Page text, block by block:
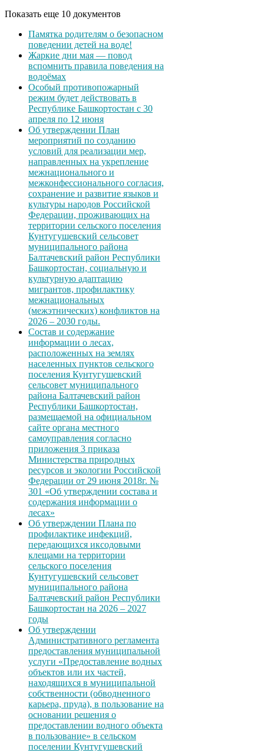
Показать еще 10 документов
Памятка родителям о безопасном
поведении детей на воде!
Жаркие дни мая — повод
вспомнить правила поведения на
водоёмах
Особый противопожарный
режим будет действовать в
Республике Башкортостан с 30
апреля по 12 июня
Об утверждении План
мероприятий по созданию
условий для реализации мер,
направленных на укрепление
межнационального и
межконфессионального согласия,
сохранение и развитие языков и
культуры народов Российской
Федерации, проживающих на
территории сельского поселения
Кунтугушевский сельсовет
муниципального района
Балтачевский район Республики
Башкортостан, социальную и
культурную адаптацию
мигрантов, профилактику
межнациональных
(межэтнических) конфликтов на
2026 – 2030 годы.
Состав и содержание
информации о лесах,
расположенных на землях
населенных пунктов сельского
поселения Кунтугушевский
сельсовет муниципального
района Балтачевский район
Республики Башкортостан,
размещаемой на официальном
сайте органа местного
самоуправления согласно
приложения 3 приказа
Министерства природных
ресурсов и экологии Российской
Федерации от 29 июня 2018г. №
301 «Об утверждении состава и
содержания информации о
лесах»
Об утверждении Плана по
профилактике инфекций,
передающихся иксодовыми
клещами на территории
сельского поселения
Кунтугушевский сельсовет
муниципального района
Балтачевский район Республики
Башкортостан на 2026 – 2027
годы
Об утверждении
Административного регламента
предоставления муниципальной
услуги «Предоставление водных
объектов или их частей,
находящихся в муниципальной
собственности (обводненного
карьера, пруда), в пользование на
основании решения о
предоставлении водного объекта
в пользование» в сельском
поселении Кунтугушевский